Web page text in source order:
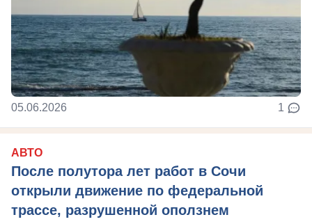
05.06.2026 1
АВТО
После полутора лет работ в Сочи
открыли движение по федеральной
трассе, разрушенной оползнем